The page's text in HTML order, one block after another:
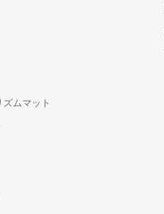
ムマット